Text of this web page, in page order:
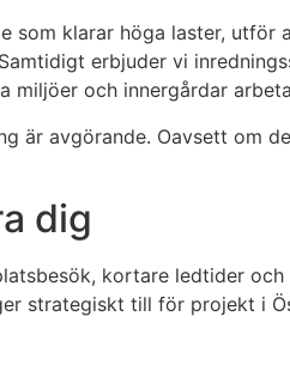
klarar höga laster, utför
erbjuder vi
och innergårdar
är avgörande. Oavsett om
dig
kortare ledtider
strategiskt till för projekt i